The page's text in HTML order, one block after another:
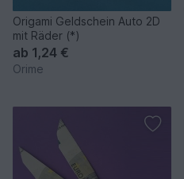
Origami Geldschein Auto 2D
mit Räder (*)
ab 1,24 €
Orime